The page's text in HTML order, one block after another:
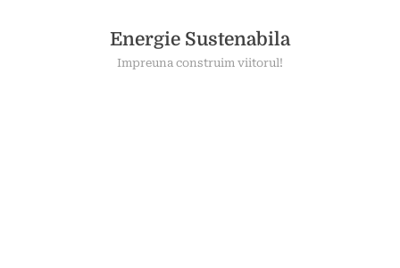
Energie Sustenabila
Impreuna construim viitorul!